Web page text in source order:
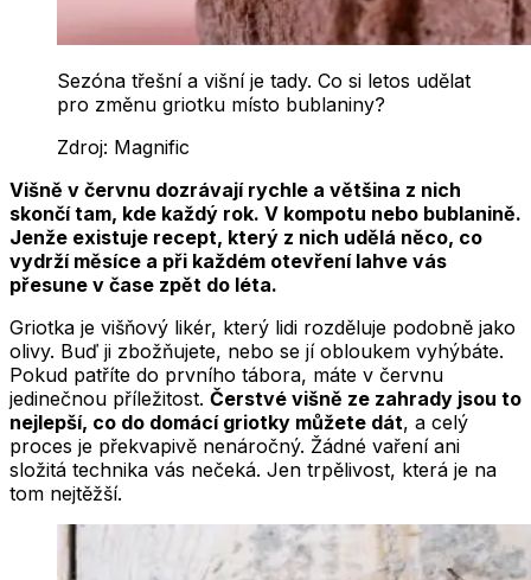
Sezóna třešní a višní je tady. Co si letos udělat
pro změnu griotku místo bublaniny?
Zdroj: Magnific
Višně v červnu dozrávají rychle a většina z nich
skončí tam, kde každý rok. V kompotu nebo bublanině.
Jenže existuje recept, který z nich udělá něco, co
vydrží měsíce a při každém otevření lahve vás
přesune v čase zpět do léta.
Griotka je višňový likér, který lidi rozděluje podobně jako
olivy. Buď ji zbožňujete, nebo se jí obloukem vyhýbáte.
Pokud patříte do prvního tábora, máte v červnu
jedinečnou příležitost. Čerstvé višně ze zahrady jsou to
nejlepší, co do domácí griotky můžete dát, a celý
proces je překvapivě nenáročný. Žádné vaření ani
složitá technika vás nečeká. Jen trpělivost, která je na
tom nejtěžší.